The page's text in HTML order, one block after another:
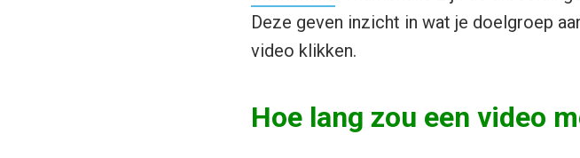
Deze geven inzicht in wat je doelgroep
video klikken.
Hoe lang zou een video